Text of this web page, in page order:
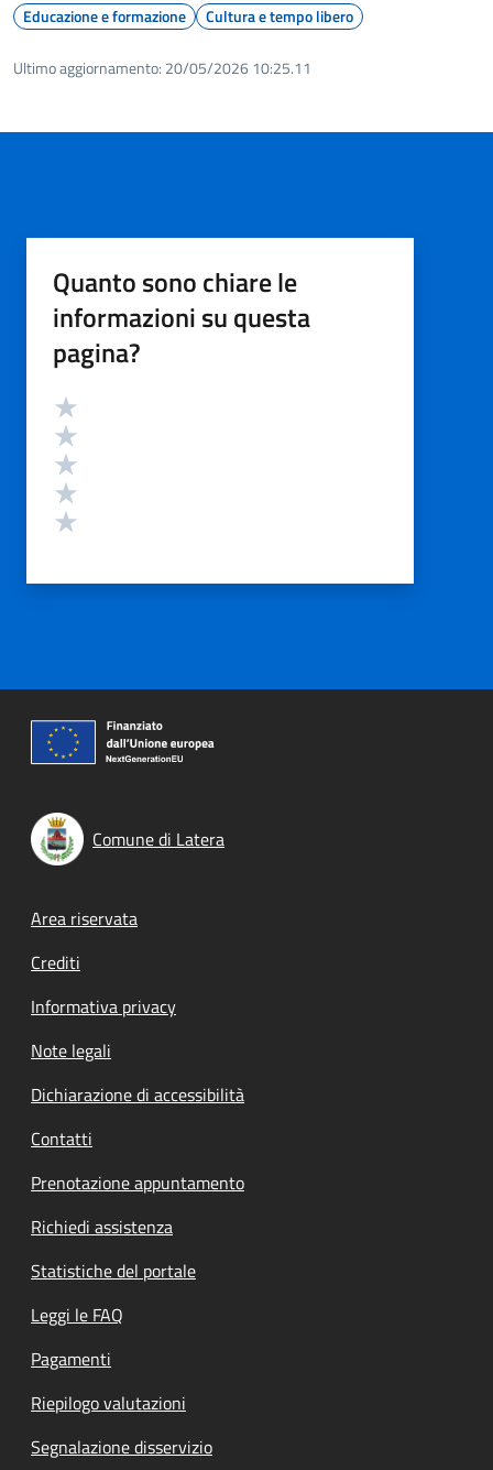
Educazione e formazione Cultura e tempo libero
Ultimo aggiornamento: 20/05/2026 10:25.11
Quanto sono chiare le
informazioni su questa
pagina?
Valutazione
Comune di Latera
Footer menu
Area riservata
Crediti
Informativa privacy
Note legali
Dichiarazione di accessibilità
Contatti
Prenotazione appuntamento
Richiedi assistenza
Statistiche del portale
Leggi le FAQ
Pagamenti
Riepilogo valutazioni
Segnalazione disservizio